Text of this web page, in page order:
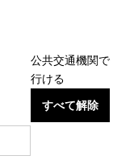
公共交通機関で
行ける
すべて解除